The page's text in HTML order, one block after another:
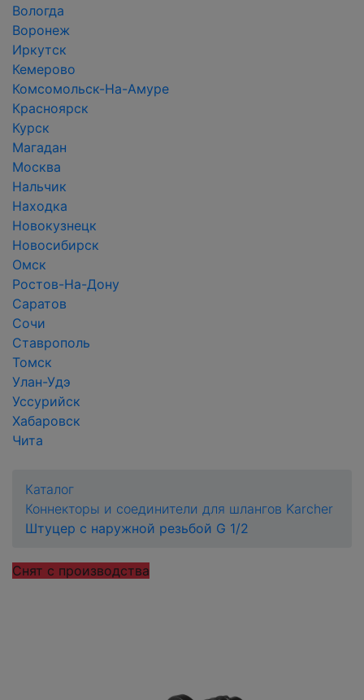
Вологда
Воронеж
Иркутск
Кемерово
Комсомольск-На-Амуре
Красноярск
Курск
Магадан
Москва
Нальчик
Находка
Новокузнецк
Новосибирск
Омск
Ростов-На-Дону
Саратов
Сочи
Ставрополь
Томск
Улан-Удэ
Уссурийск
Хабаровск
Чита
Каталог
Коннекторы и соединители для шлангов Karcher
Штуцер с наружной резьбой G 1/2
Снят с производства